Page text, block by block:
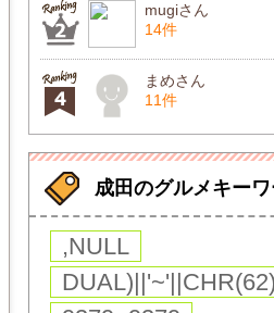
mugiさん
14件
まめさん
11件
成田のグルメキーワ
,NULL